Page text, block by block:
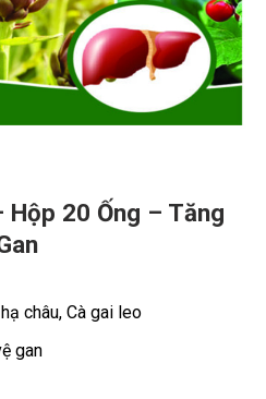
Hộp 20 Ống – Tăng
châu, Cà gai leo
gan